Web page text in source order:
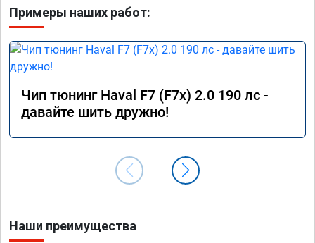
Примеры наших работ:
Чип тюнинг Haval F7 (F7x) 2.0 190 лс -
давайте шить дружно!
Наши преимущества